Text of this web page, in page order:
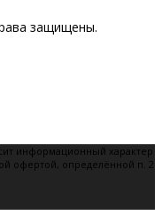
защищены.
информационный характер
офертой, определённой п. 2